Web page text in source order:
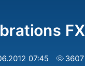
FX
07:45 3607